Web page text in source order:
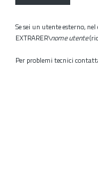
Se sei un utente esterno,
EXTRARER\nome utente
Per problemi tecnici